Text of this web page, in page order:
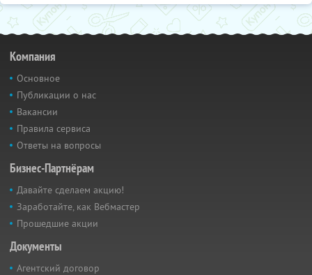
Компания
Основное
Публикации о нас
Вакансии
Правила сервиса
Ответы на вопросы
Бизнес-Партнёрам
Давайте сделаем акцию!
Заработайте, как Вебмастер
Прошедшие акции
Документы
Агентский договор